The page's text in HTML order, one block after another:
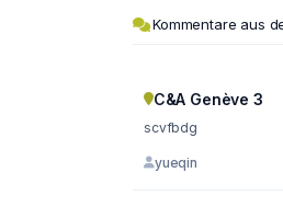
Kommentare aus
C&A Genève 3
scvfbdg
yueqin